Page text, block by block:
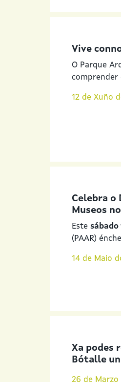
Vive
O Parque
12 de Xuño
Celebra o
Museos
Este sábado
(PAAR)
14 de Maio
Xa podes
Bótalle
26 de Marzo